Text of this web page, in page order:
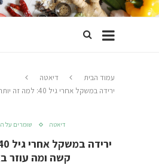
עמוד הבית
דיאטה
ירידה במשקל אחרי גיל 40: למה זה יותר קשה ומה עוזר באמת
דיאטה שומרים על
קשה ומה עוזר